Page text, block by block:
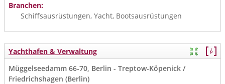
Branchen:
Schiffsausrüstungen, Yacht, Bootsausrüstungen
Yachthafen & Verwaltung
Müggelseedamm 66-70, Berlin - Treptow-Köpenick /
Friedrichshagen (Berlin)